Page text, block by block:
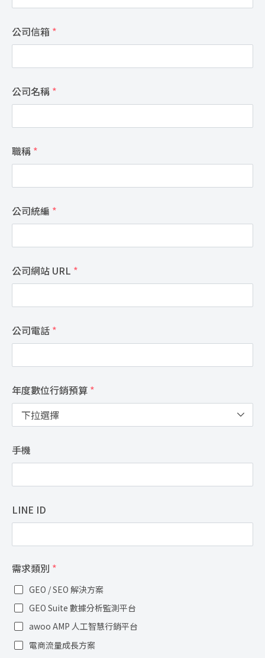
公司信箱 *
公司名稱 *
職稱 *
公司統編 *
公司網站 URL *
公司電話 *
年度數位行銷預算 *
手機
LINE ID
需求類別 *
GEO / SEO 解決方案
GEO Suite 數據分析監測平台
awoo AMP 人工智慧行銷平台
電商流量成長方案